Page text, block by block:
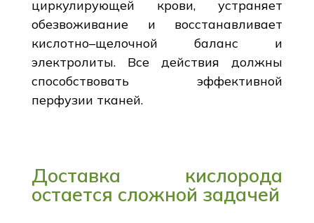
циркулирующей крови, устраняет
обезвоживание и восстанавливает
кислотно–щелочной баланс и
электролиты. Все действия должны
способствовать эффективной
перфузии тканей.
Доставка кислорода
остается сложной задачей